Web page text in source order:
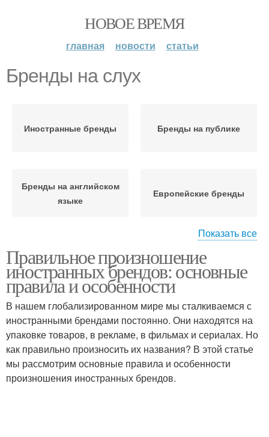
НОВОЕ ВРЕМЯ
главная новости статьи
Бренды на слух
Иностранные бренды Бренды на публике
Бренды на английском
языке
Европейские бренды
языке
языке
Показать все
Правильное произношение
иностранных брендов: основные
правила и особенности
В нашем глобализированном мире мы сталкиваемся с
иностранными брендами постоянно. Они находятся на
упаковке товаров, в рекламе, в фильмах и сериалах. Но
как правильно произносить их названия? В этой статье
мы рассмотрим основные правила и особенности
произношения иностранных брендов.